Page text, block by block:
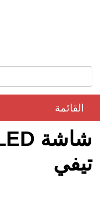
القائمة
تيفي